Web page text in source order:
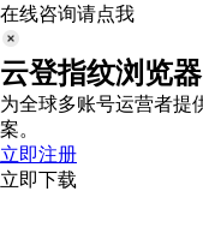
在线咨询请点我
云登指纹浏览器
为全球多账号运营者提
案。
立即注册
立即下载